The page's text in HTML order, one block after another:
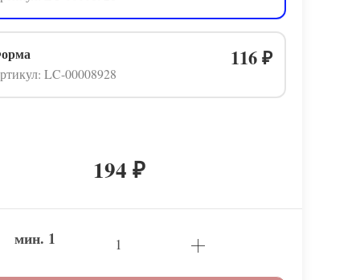
LC-00008928
116 ₽
194 ₽
мин. 1